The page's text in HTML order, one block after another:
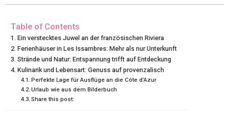
T
T
E
R
)
O
K
R
S
T
D
Table of Contents
Ein verstecktes Juwel an der französischen Riviera
Ferienhäuser in Les Issambres: Mehr als nur Unterkunft
Strände und Natur: Entspannung trifft auf Entdeckung
Kulinarik und Lebensart: Genuss auf provenzalisch
Perfekte Lage für Ausflüge an die Côte d’Azur
Urlaub wie aus dem Bilderbuch
Share this post: